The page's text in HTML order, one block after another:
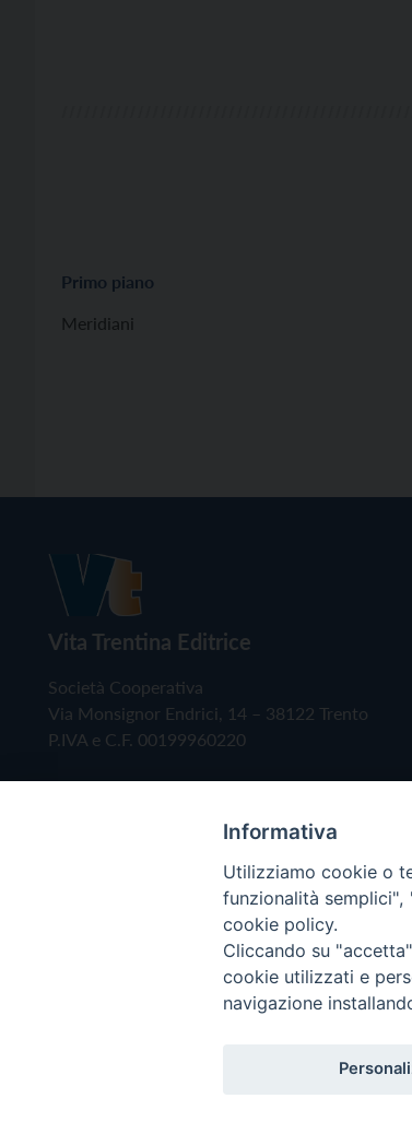
Primo piano
Meridiani
Vita Trentina Editrice
Società Cooperativa
Via Monsignor Endrici, 14 – 38122 Trento
P.IVA e C.F. 00199960220
Copyright © 2019 - Tutti i diritti
Informativa
Utilizziamo cookie o
funzionalità
cookie policy.
Cliccando su
cookie utilizzati e
navigazione